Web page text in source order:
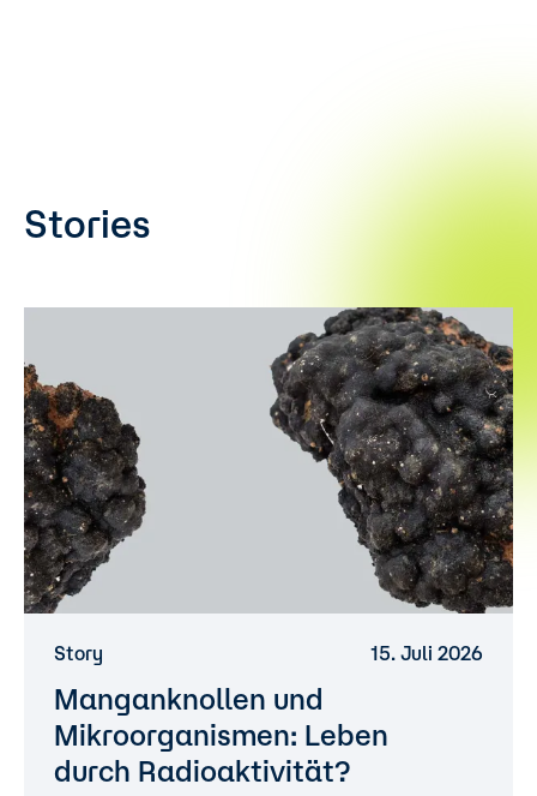
Stories
Story 15. Juli 2026
Manganknollen und
Mikroorganismen: Leben
durch Radioaktivität?